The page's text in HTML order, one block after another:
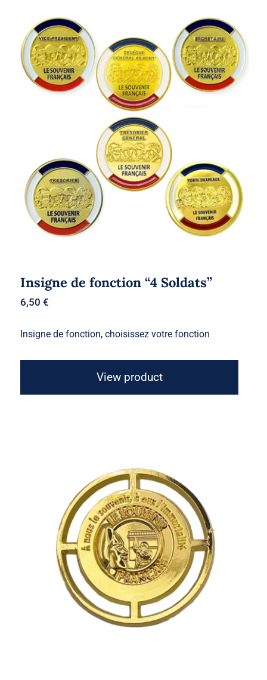
Insigne de fonction “4 Soldats”
Insigne de fonction “4 Soldats”
6,50€
Insigne de fonction, choisissez votre fonction
View product
Insigne béret